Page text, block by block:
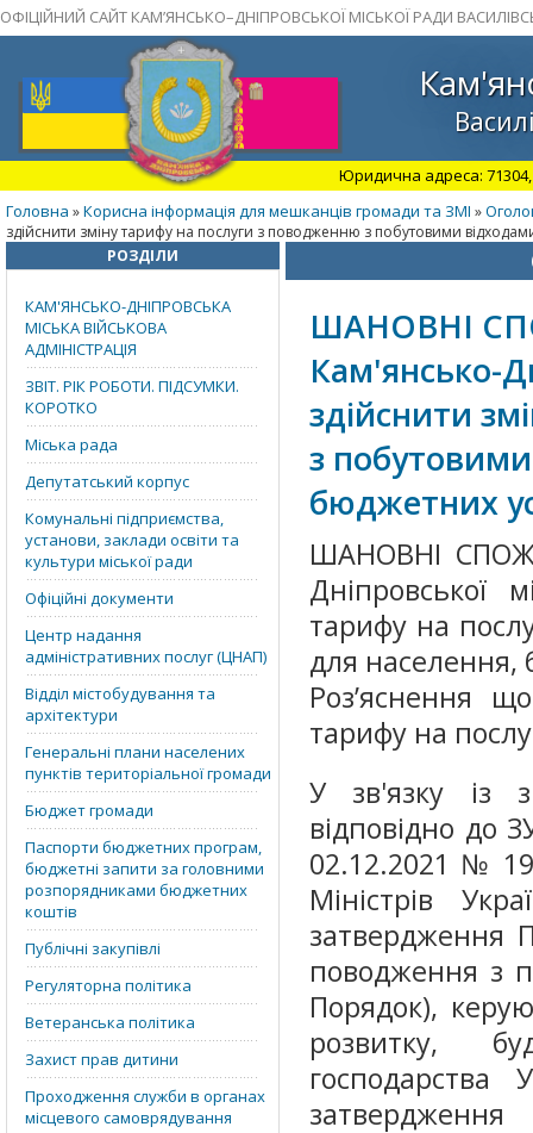
ОФІЦІЙНИЙ САЙТ КАМ’ЯНСЬКО–ДНІПРОВСЬКОЇ МІСЬКОЇ РАДИ
Юридична адреса: 71304,
Головна »Корисна інформація для мешканців громади та ЗМІ »
здійснити зміну тарифу на послуги з поводженню з побутовими
РОЗДІЛИ
КАМ'ЯНСЬКО-ДНІПРОВСЬКА
МІСЬКА ВІЙСЬКОВА
АДМІНІСТРАЦІЯ
ЗВІТ. РІК РОБОТИ. ПІДСУМКИ.
КОРОТКО
Міська рада
Депутатський корпус
Комунальні підприємства,
установи, заклади освіти та
культури міської ради
Офіційні документи
Центр надання
адміністративних послуг (ЦНАП)
Відділ містобудування та
архітектури
Генеральні плани населених
пунктів територіальної громади
Бюджет громади
Паспорти бюджетних програм,
бюджетні запити за головними
розпорядниками бюджетних
коштів
Публічні закупівлі
Регуляторна політика
Ветеранська політика
Захист прав дитини
Проходження служби в органах
місцевого самоврядування
ШАНОВНІ
Кам'янсько-
здійснити
з
бюджетних
ШАНОВНІ
Дніпровської
тарифу на
для населення,
Роз’яснення
тарифу на
У зв'язку із
відповідно до
02.12.2021 №
Міністрів
затвердження
поводження з
Порядок),
розвитку,
затвердження